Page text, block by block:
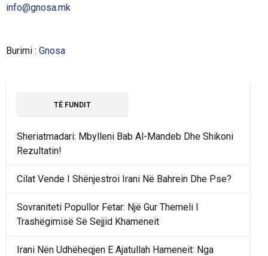
info@gnosa.mk
Burimi : Gnosa
TË FUNDIT
Sheriatmadari: Mbylleni Bab Al-Mandeb Dhe Shikoni
Rezultatin!
Cilat Vende I Shënjestroi Irani Në Bahrein Dhe Pse?
Sovraniteti Popullor Fetar: Një Gur Themeli I
Trashëgimisë Së Sejjid Khameneit
Irani Nën Udhëheqjen E Ajatullah Hameneit: Nga